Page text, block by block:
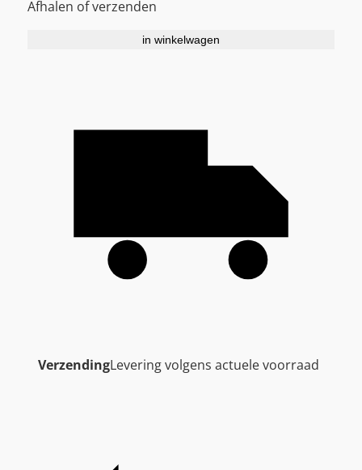
Afhalen of verzenden
in winkelwagen
VerzendingLevering volgens actuele voorraad